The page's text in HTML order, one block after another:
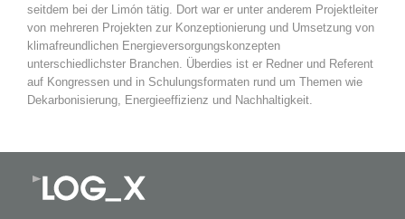
seitdem bei der Limón tätig. Dort war er unter anderem Projektleiter
von mehreren Projekten zur Konzeptionierung und Umsetzung von
klimafreundlichen Energieversorgungskonzepten
unterschiedlichster Branchen. Überdies ist er Redner und Referent
auf Kongressen und in Schulungsformaten rund um Themen wie
Dekarbonisierung, Energieeffizienz und Nachhaltigkeit.